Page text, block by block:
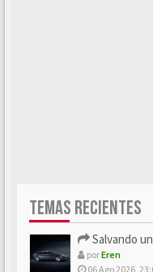
TEMAS RECIENTES
Salvando un
porEren
06 Ago 2026,